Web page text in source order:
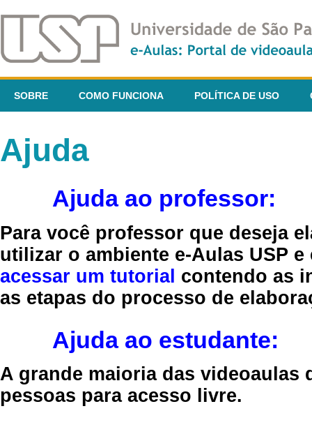
SOBRE COMO FUNCIONA POLÍTICA DE USO
Ajuda
Ajuda ao professor:
Para você professor que deseja
utilizar o ambiente e-Aulas USP
acessar um tutorial contendo as
as etapas do processo de
Ajuda ao estudante:
A grande maioria das videoaulas
pessoas para acesso livre.